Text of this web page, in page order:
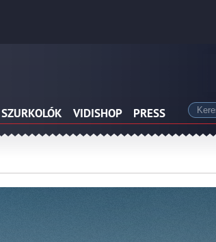
SZURKOLÓK VIDISHOP PRESS